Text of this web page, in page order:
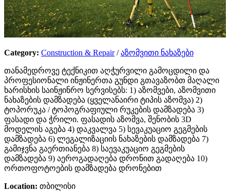
Category: Construction & Repair/აზომვითი ნახაზები
თანამედროვე ტექნიკით აღჭურვილი გამოცდილი და
პროფესიონალი ინჟინერთა გუნდი გთავაზობთ მაღალი
ხარისხის საინჟინრო სერვისებს: 1) აზომვები, აზომვითი
ნახაზების დამზადება (ყველანაირი ტიპის აზომვა) 2)
ტოპორუკა / ტოპოგრაფიული რუკების დამზადება 3)
ფასადი და ჭრილი. ფასადის აზომვა, შენობის 3D
მოდელის აგება 4) დაკვალვა 5) სევაკუაციო გეგმების
დამზადება 6) ლეგალიზაციის ნახაზების დამზადება 7)
გამიჯვნა გაერთიანება 8) საევაკუაციო გეგმების
დამზადება 9) აეროგადაღება დრონით გადაღება 10)
ორთოფოტოების დამზადება დრონებით
Location: თბილისი